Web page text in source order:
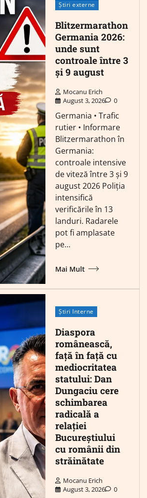
Știri externe
Blitzermarathon
Germania 2026:
unde sunt
controale între 3
și 9 august
Mocanu Erich
August 3, 2026
0
Germania • Trafic
rutier • Informare
Blitzermarathon în
Germania:
controale intensive
de viteză între 3 și 9
august 2026 Poliția
intensifică
verificările în 13
landuri. Radarele
pot fi amplasate
pe…
Mai Mult
Știri Interne
Diaspora
românească,
față în față cu
mediocritatea
statului: Dan
Dungaciu cere
schimbarea
radicală a
relației
Bucureștiului
cu românii din
străinătate
Mocanu Erich
August 3, 2026
0